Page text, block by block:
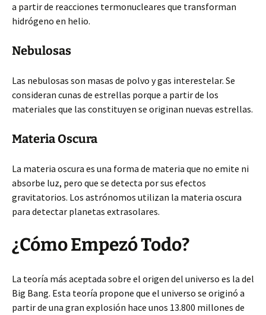
a partir de reacciones termonucleares que transforman
hidrógeno en helio.
Nebulosas
Las nebulosas son masas de polvo y gas interestelar. Se
consideran cunas de estrellas porque a partir de los
materiales que las constituyen se originan nuevas estrellas.
Materia Oscura
La materia oscura es una forma de materia que no emite ni
absorbe luz, pero que se detecta por sus efectos
gravitatorios. Los astrónomos utilizan la materia oscura
para detectar planetas extrasolares.
¿Cómo Empezó Todo?
La teoría más aceptada sobre el origen del universo es la del
Big Bang. Esta teoría propone que el universo se originó a
partir de una gran explosión hace unos 13.800 millones de